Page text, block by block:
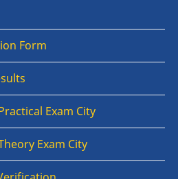
Form
Exam City
Exam City